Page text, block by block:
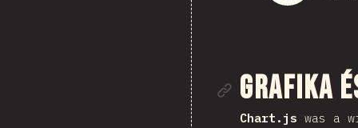
Rész
Grafika
Chart.js was a